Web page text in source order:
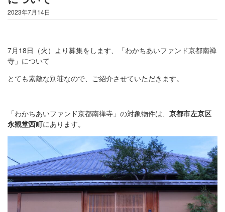
2023年7月14日
7月18日（火）より募集をします、「わかちあいファンド京都南禅
寺」について
とても素敵な別荘なので、ご紹介させていただきます。
「わかちあいファンド京都南禅寺」の対象物件は、 京都市左京区
永観堂西町にあります。